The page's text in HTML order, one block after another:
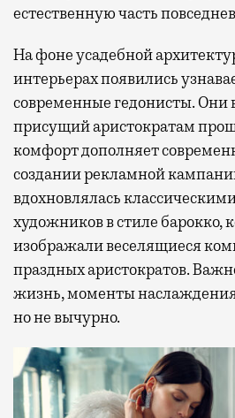
естественную часть
На фоне усадебной
интерьерах появились
современные гедонисты. Они
присущий аристократам
комфорт дополняет
создании рекламной
вдохновлялась
художников в стиле барокко,
изображали веселящиеся
праздных аристократов.
жизнь, моменты наслаждения,
но не вычурно.